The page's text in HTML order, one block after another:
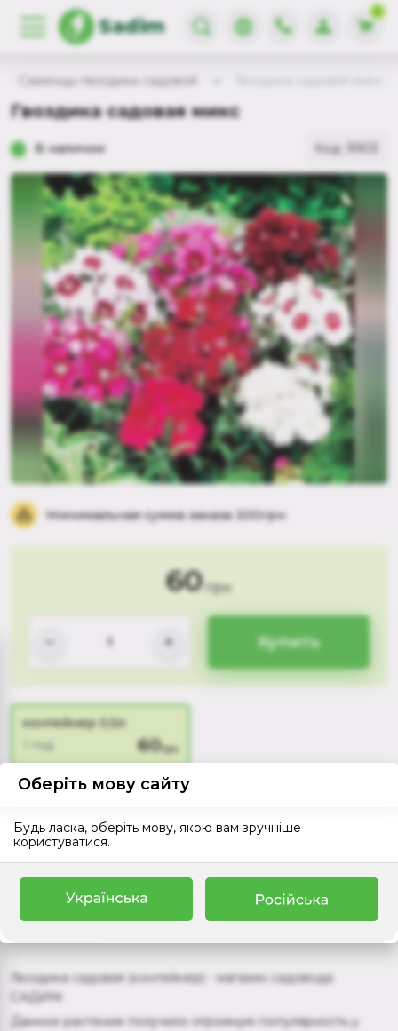
Оберіть мову сайту
Будь ласка, оберіть мову, якою вам зручніше
користуватися.
Sadim
0
Саженцы гвоздики садовой
Гвоздика садовая микс
В наличии Код: 9903
Минимальная сумма заказа 300грн
60 грн
Купить
контейнер 0,5л
1 год
60 грн
Оплата +
Описание Отзывы
Гвоздика садовая (контейнер) - магазин садовода
САДИМ.
Данное растение получило огромную популярность у